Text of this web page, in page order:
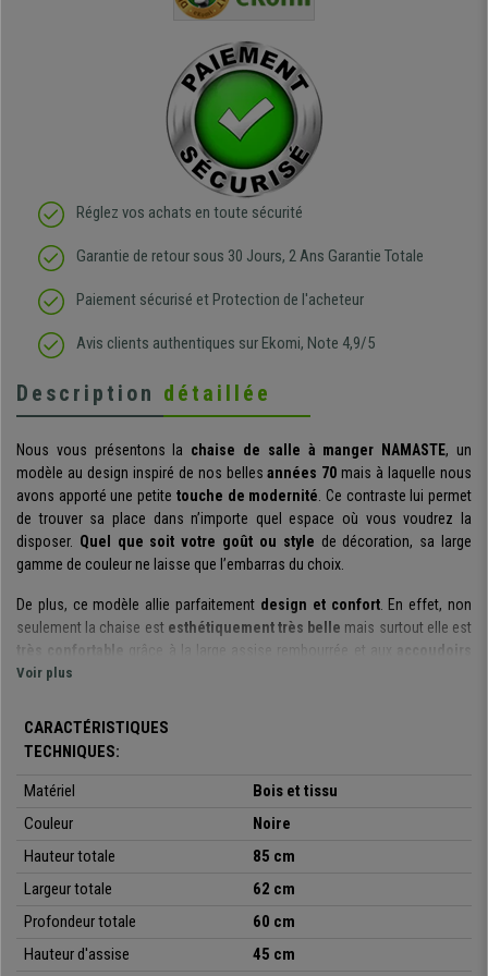
regrette pas mon achat.
Réglez vos achats en toute sécurité
Garantie de retour sous 30 Jours, 2 Ans Garantie Totale
Paiement sécurisé et Protection de l'acheteur
Avis clients authentiques sur Ekomi, Note 4,9/5
Description détaillée
Nous vous présentons la chaise de salle à manger NAMASTE, un
modèle au design inspiré de nos bellesannées 70 mais à laquelle nous
avons apporté une petite touche de modernité. Ce contraste lui permet
de trouver sa place dans n’importe quel espace où vous voudrez la
disposer. Quel que soit votre goût ou style de décoration, sa large
gamme de couleur ne laisse que l’embarras du choix.
De plus, ce modèle allie parfaitement design et confort. En effet, non
seulement la chaise est esthétiquement très belle mais surtout elle est
très confortable
grâce à la large assise rembourrée et aux
accoudoirs
intégrés
résistant et facile à entretenir et à nettoyer. Un simple chiffon imbibé
d'eau tiède suffit en effet pour le nettoyage. Quant à ses pieds, ils sont en
bois massif
excellente stabilité d'assise
ceux-ci afin de pouvoir personnaliser la chaise selon vos besoins. De
plus, dans un souci du détail, nous avons équipé ces pieds de pastilles
Comme démonstration de la qualité et de la solidité
Chaisepro, vous pouvez trouver cette chaise élégante, résistante et de
Voir plus
CARACTÉRISTIQUES
TECHNIQUES:
Matériel
Bois et tissu
Couleur
Noire
Hauteur totale
85 cm
Largeur totale
62 cm
Profondeur totale
60 cm
Hauteur d'assise
45 cm